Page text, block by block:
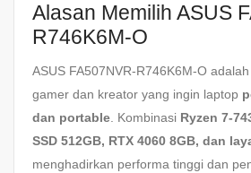
Alasan Memilih ASUS
R746K6M-O
ASUS FA507NVR-R746K6M-O
gamer dan kreator yang ingin laptop
dan portable. Kombinasi Ryzen 7-
SSD 512GB, RTX 4060 8GB, dan
menghadirkan performa tinggi dan